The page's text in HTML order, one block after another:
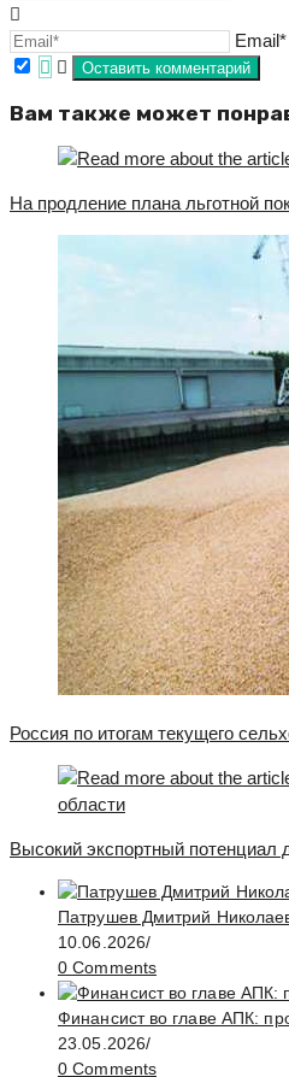
Email*
Вам также может
На продление плана льготной
Россия по итогам текущего
Высокий экспортный потенциал
Патрушев Дмитрий
10.06.2026/
0 Comments
Финансист во главе АПК:
23.05.2026/
0 Comments